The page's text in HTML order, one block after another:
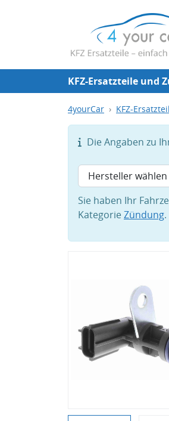
KFZ-Ersatzteile und
4yourCar KFZ-
Die Angaben zu
Sie haben Ihr
KategorieZündung.